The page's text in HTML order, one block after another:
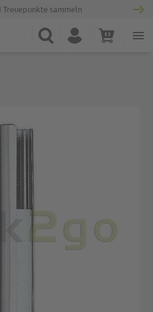
Treuepunkte sammeln
Suche Konto Warenkorb